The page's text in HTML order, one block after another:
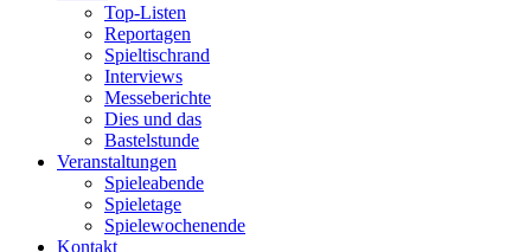
Top-Listen
Reportagen
Spieltischrand
Interviews
Messeberichte
Dies und das
Bastelstunde
Veranstaltungen
Spieleabende
Spieletage
Spielewochenende
Kontakt